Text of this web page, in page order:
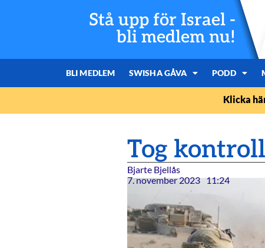
Stå upp för Israel -
bli medlem nu!
BLI MEDLEM SWISHA GÅVA PODD
Klicka
Tog
Bjarte Bjellås
7. november 2023 11:24